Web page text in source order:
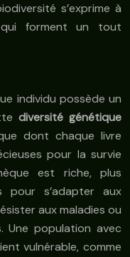
s’exprime à
qui forment un tout
individu possède un
diversité génétique
dont chaque livre
pour la survie
est riche, plus
pour s’adapter aux
aux maladies ou
Une population avec
vulnérable, comme